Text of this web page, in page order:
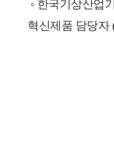
혁신제품 담당자